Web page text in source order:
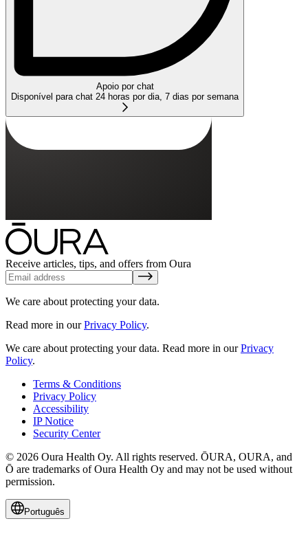
Apoio por chat
Disponível para chat 24 horas por dia, 7 dias por semana
Receive articles, tips, and offers from Oura
We care about protecting your data.
Read more in ourPrivacy Policy.
We care about protecting your data. Read more in ourPrivacy
Policy.
Terms & Conditions
Privacy Policy
Accessibility
IP Notice
Security Center
© 2026 Oura Health Oy. All rights reserved. ŌURA, OURA, and
Ō are trademarks of Oura Health Oy and may not be used without
permission.
Português